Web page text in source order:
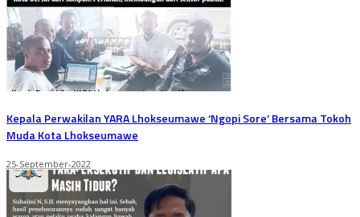
Kepala Perwakilan YARA Lhokseumawe ‘Ngopi Sore’ Bersama Tokoh
Muda Kota Lhokseumawe
25-September-2022